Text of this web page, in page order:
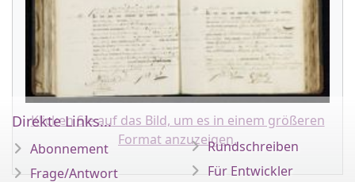
Klicken Sie auf das Bild, um es in einem größeren
Format anzuzeigen.
Direkte Links...
Abonnement
Frage/Antwort
Rundschreiben
Für Entwickler